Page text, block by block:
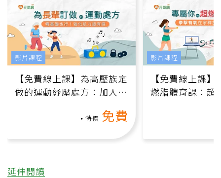
【免費線上課】為高壓族定
做的運動紓壓處方：加入行
特價 免費
影片課程
【免費線上課
燃脂體育課：超
影片課程
延伸閱讀